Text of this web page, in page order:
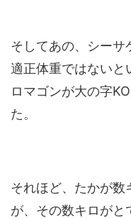
そしてあの、シーサ
適正体重ではないと
ロマゴンが大の字
た。
それほど、たかが数
が、その数キロがと